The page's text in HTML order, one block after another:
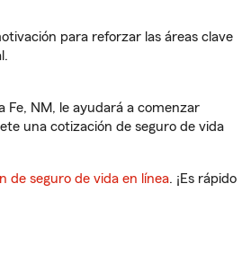
para reforzar las áreas clave
Fe, NM, le ayudará a comenzar
una cotización de seguro de vida
de seguro de vida en línea. ¡Es rápido